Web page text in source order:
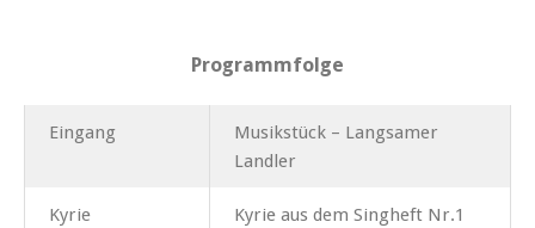
Programmfolge
Eingang
Musikstück – Langsamer
Landler
Kyrie Kyrie aus dem Singheft Nr.1